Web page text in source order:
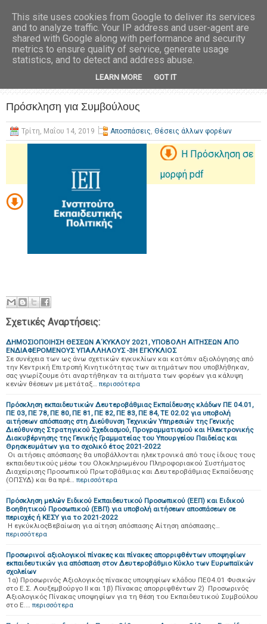
Πρόσκληση για Συμβούλους
Τρίτη, Μαΐου 14, 2019 Αποσπάσεις, Θέσεις άλλων φορέων
Η Πρόσκληση σε
μορφή pdf
Σχετικές Αναρτήσεις:
ΔΗΜΟΣΙΟΠΟΙΗΣΗ ΘΕΣΕΩΝ Α΄ΚΥΚΛΟΥ 2021, ΥΠΟΒΟΛΗ ΑΙΤΗΣΕΩΝ ΑΠΟ
ΕΝΔΙΑΦΕΡΟΜΕΝΟΥΣ ΥΠΑΛΛΗΛΟΥΣ -3Η ΕΓΚΥΚΛΙΟΣ
Σε συνέχεια των ως άνω σχετικών εγκυκλίων και κατόπιν αξιολόγησης από
την Κεντρική Επιτροπή Κινητικότητας των αιτημάτων που υποβλήθηκαν,
σας γνωρίζουμε ότι αναρτήθηκαν τα αιτήματα των φορέων για κάλυψη
κενών θέσεων με μετάταξ… περισσότερα
Πρόσκληση εκπαιδευτικών Δευτεροβάθμιας Εκπαίδευσης κλάδων ΠΕ 04.01,
ΠΕ 03, ΠΕ 78, ΠΕ 80, ΠΕ 81, ΠΕ 82, ΠΕ 83, ΠΕ 84, ΤΕ 02.02 για υποβολή
αιτήσεων απόσπασης στη Διεύθυνση Τεχνικών Υπηρεσιών της Γενικής
Διεύθυνσης Στρατηγικού Σχεδιασμού, Προγραμματισμού και Ηλεκτρονικής
Διακυβέρνησης της Γενικής Γραμματείας του Υπουργείου Παιδείας και
Θρησκευμάτων για το σχολικό έτος 2021-2022
Οι αιτήσεις απόσπασης θα υποβάλλονται ηλεκτρονικά από τους ίδιους τους
εκπαιδευτικούς μέσω του Ολοκληρωμένου Πληροφοριακού Συστήματος
Διαχείρισης Προσωπικού Πρωτοβάθμιας και Δευτεροβάθμιας Εκπαίδευσης
(ΟΠΣΥΔ) και θα πρέ… περισσότερα
Πρόσκληση μελών Ειδικού Εκπαιδευτικού Προσωπικού (ΕΕΠ) και Ειδικού
Βοηθητικού Προσωπικού (ΕΒΠ) για υποβολή αιτήσεων αποσπάσεων σε
περιοχές ή ΚΕΣΥ για το 2021-2022
Η εγκύκλιοςΒεβαίωση για αίτηση απόσπασης Αίτηση απόσπασης…
περισσότερα
Προσωρινοί αξιολογικοί πίνακες και πίνακες απορριφθέντων υποψηφίων
εκπαιδευτικών για απόσπαση στον Δευτεροβάθμιο Κύκλο των Ευρωπαϊκών
σχολείων
1α) Προσωρινός Αξιολογικός πίνακας υποψηφίων κλάδου ΠΕ04.01 Φυσικών
στο Ε.Σ. Λουξεμβούργο ΙΙ και 1β) Πίνακας απορριφθέντων 2) Προσωρινός
Αξιολογικός Πίνακας υποψηφίων για τη θέση του Εκπαιδευτικού Συμβούλου
στο Ε.… περισσότερα
This site uses cookies from Google to deliver its services
and to analyze traffic. Your IP address and user-agent are
shared with Google along with performance and security
metrics to ensure quality of service, generate usage
statistics, and to detect and address abuse.
LEARN MORE GOT IT